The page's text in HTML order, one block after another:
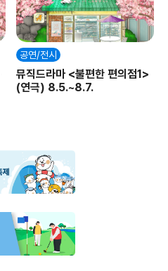
공연/전시
뮤직드라마 <불편한 편의점1>
(연극) 8.5.~8.7.